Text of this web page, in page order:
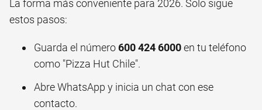
La forma más conveniente para 2026. Solo sigue
estos pasos:
Guarda el número600 424 6000en tu teléfono
como "Pizza Hut Chile".
Abre WhatsApp y inicia un chat con ese
contacto.